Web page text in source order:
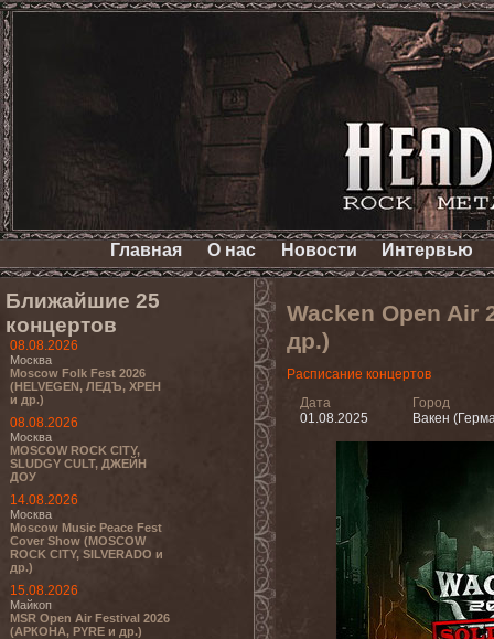
Главная О нас Новости Интервью
Ближайшие 25
концертов
08.08.2026
Москва
Moscow Folk Fest 2026
(HELVEGEN, ЛЕДЪ, ХРЕН
и др.)
08.08.2026
Москва
MOSCOW ROCK CITY,
SLUDGY CULT, ДЖЕЙН
ДОУ
14.08.2026
Москва
Moscow Music Peace Fest
Cover Show (MOSCOW
ROCK CITY, SILVERADO и
др.)
15.08.2026
Майкоп
MSR Open Air Festival 2026
(АРКОНА, PYRE и др.)
Wacken Open Air
др.)
Расписание концертов
Дата
01.08.2025
Город
Вакен